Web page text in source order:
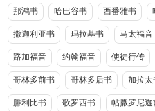
那鸿书 哈巴谷书 西番雅书
撒迦利亚书 玛拉基书 马太福音
路加福音 约翰福音 使徒行传
哥林多前书 哥林多后书 加拉太
腓利比书 歌罗西书 帖撒罗尼迦